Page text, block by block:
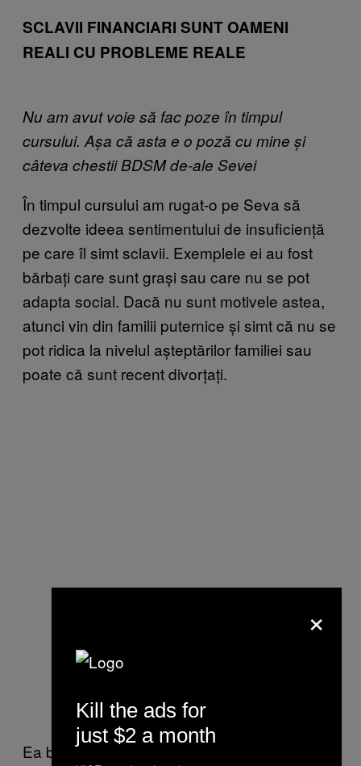
SCLAVII FINANCIARI SUNT OAMENI
REALI CU PROBLEME REALE
Nu am avut voie să fac poze în timpul
cursului. Așa că asta e o poză cu mine și
câteva chestii BDSM de-ale Sevei
În timpul cursului am rugat-o pe Seva să
dezvolte ideea sentimentului de insuficiență
pe care îl simt sclavii. Exemplele ei au fost
bărbați care sunt grași sau care nu se pot
adapta social. Dacă nu sunt motivele astea,
atunci vin din familii puternice și simt că nu se
pot ridica la nivelul așteptărilor familiei sau
poate că sunt recent divorțați.
Ea bănuiește că în subconștientul lor, să fie
×
Kill the ads for
just $2 a month